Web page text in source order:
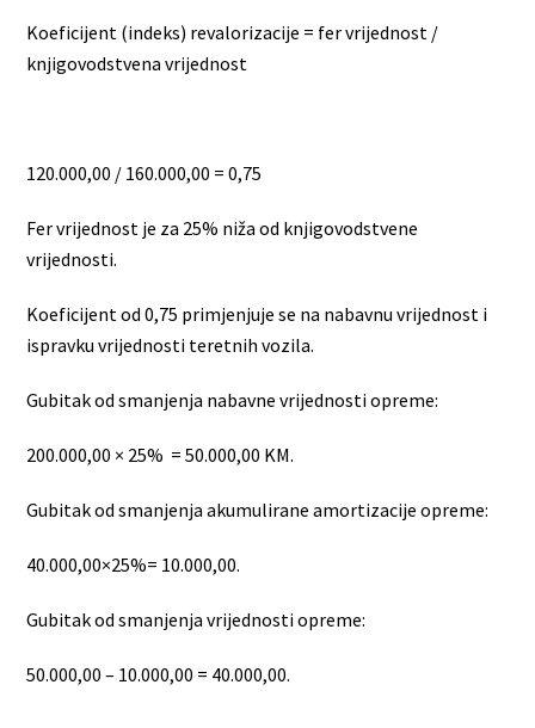
Koeficijent (indeks) revalorizacije = fer vrijednost /
knjigovodstvena vrijednost
120.000,00 / 160.000,00 = 0,75
Fer vrijednost je za 25% niža od knjigovodstvene
vrijednosti.
Koeficijent od 0,75 primjenjuje se na nabavnu vrijednost i
ispravku vrijednosti teretnih vozila.
Gubitak od smanjenja nabavne vrijednosti opreme:
200.000,00 × 25% = 50.000,00 KM.
Gubitak od smanjenja akumulirane amortizacije opreme:
40.000,00×25%= 10.000,00.
Gubitak od smanjenja vrijednosti opreme:
50.000,00 – 10.000,00 = 40.000,00.